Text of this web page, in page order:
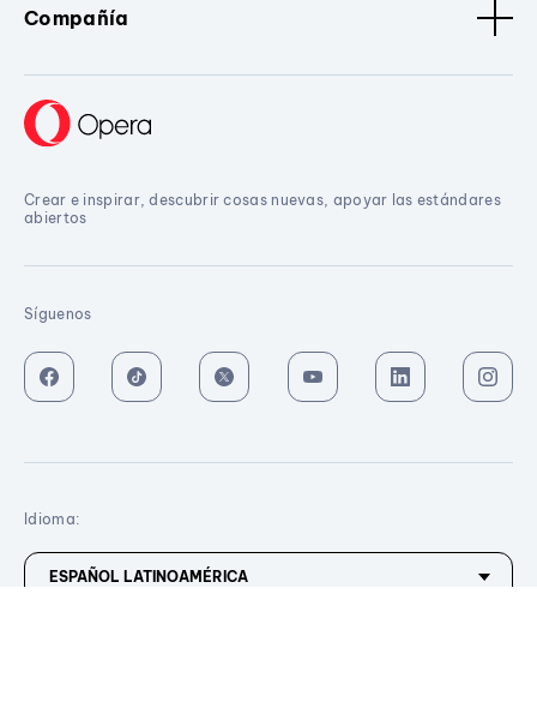
Compañía
Crear e inspirar, descubrir cosas nuevas, apoyar las estándares
abiertos
Síguenos
Idioma: